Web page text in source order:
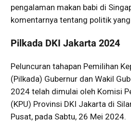
pengalaman makan babi di
komentarnya tentang politik
Pilkada DKI Jakarta 2024
Peluncuran tahapan Pemilihan
(Pilkada) Gubernur dan Wakil
2024 telah dimulai oleh Komisi
(KPU) Provinsi DKI Jakarta di
Pusat, pada Sabtu, 26 Mei 2024.